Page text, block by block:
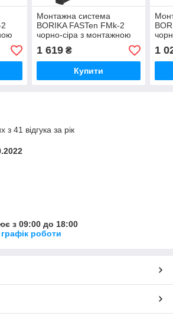
з
Монтажна система
BORIKA FASTen FMk-2
чорно-сіра з монтажною
площадкою-струбциною з
двома замками
(01.01.015.02.01)
1 619₴
Купити
1
з 41 відгука за рік
з 09:00 до 18:00
роботи